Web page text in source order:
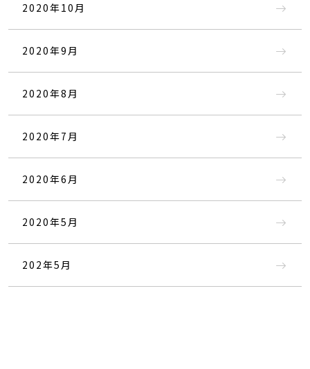
2020年10月
2020年9月
2020年8月
2020年7月
2020年6月
2020年5月
202年5月